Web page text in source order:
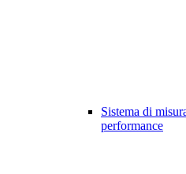
Sistema di
performance